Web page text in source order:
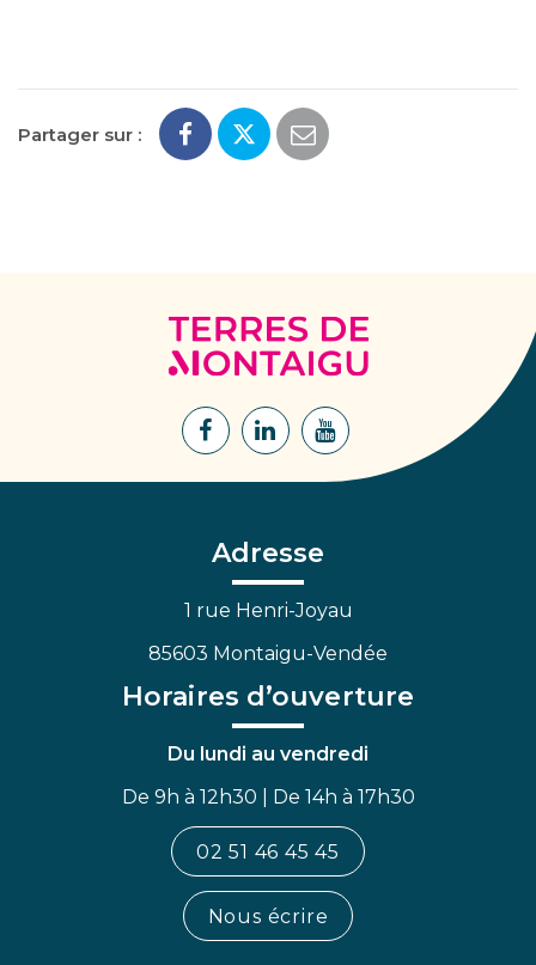
Partager sur :
Terres
de
Lien
Facebook
Lien
Lien
Adresse
1 rue Henri-Joyau
85603 Montaigu-Vendée
Horaires d’ouverture
Du lundi au vendredi
De 9h à 12h30 | De 14h à 17h30
02 51 46 45 45
Nous écrire